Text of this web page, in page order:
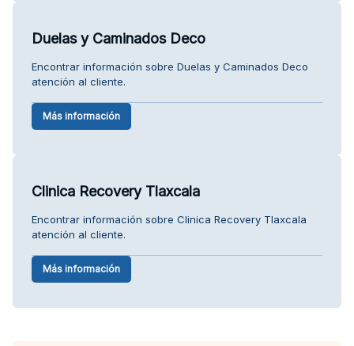
Duelas y Caminados Deco
Encontrar información sobre Duelas y Caminados Deco
atención al cliente.
Más información
Clinica Recovery Tlaxcala
Encontrar información sobre Clinica Recovery Tlaxcala
atención al cliente.
Más información